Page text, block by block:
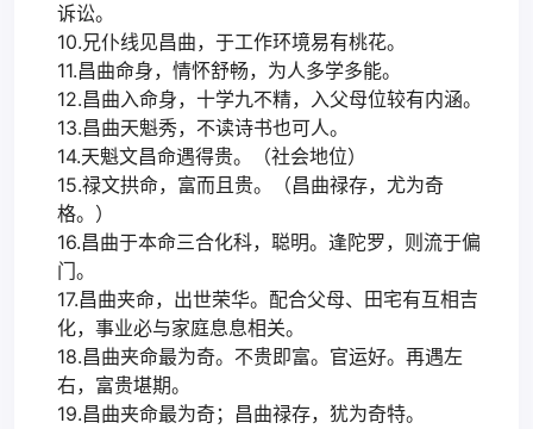
诉讼。
10.兄仆线见昌曲，于工作环境易有桃花。
11.昌曲命身，情怀舒畅，为人多学多能。
12.昌曲入命身，十学九不精，入父母位较有内涵。
13.昌曲天魁秀，不读诗书也可人。
14.天魁文昌命遇得贵。（社会地位）
15.禄文拱命，富而且贵。（昌曲禄存，尤为奇
格。）
16.昌曲于本命三合化科，聪明。逢陀罗，则流于偏
门。
17.昌曲夹命，出世荣华。配合父母、田宅有互相吉
化，事业必与家庭息息相关。
18.昌曲夹命最为奇。不贵即富。官运好。再遇左
右，富贵堪期。
19.昌曲夹命最为奇；昌曲禄存，犹为奇特。